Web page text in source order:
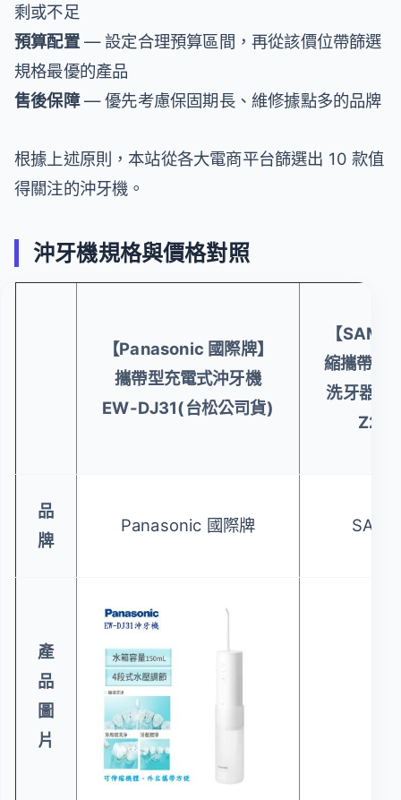
剩或不足
預算配置— 設定合理預算區間，再從該價位帶篩選
規格最優的產品
售後保障— 優先考慮保固期長、維修據點多的品牌
根據上述原則，本站從各大電商平台篩選出 10 款值
得關注的沖牙機。
沖牙機規格與價格對照
【Panasonic 國際牌】
攜帶型充電式沖牙機
EW-DJ31(台松公司貨)
【
縮攜帶型
洗牙器/
品
牌
Panasonic 國際牌
產
品
圖
片